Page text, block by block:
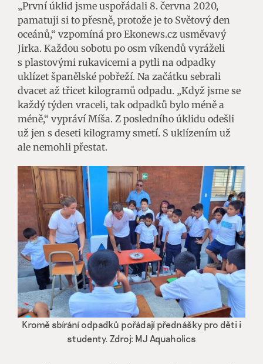
„První úklid jsme uspořádali 8. června 2020,
pamatuji si to přesně, protože je to Světový den
oceánů,“ vzpomíná pro Ekonews.cz usměvavý
Jirka. Každou sobotu po osm víkendů vyráželi
s plastovými rukavicemi a pytli na odpadky
uklízet španělské pobřeží. Na začátku sebrali
dvacet až třicet kilogramů odpadu. „Když jsme se
každý týden vraceli, tak odpadků bylo méně a
méně,“ vypráví Míša. Z posledního úklidu odešli
už jen s deseti kilogramy smetí. S uklízením už
ale nemohli přestat.
Kromě sbírání odpadků pořádají přednášky pro děti i
studenty. Zdroj: MJ Aquaholics